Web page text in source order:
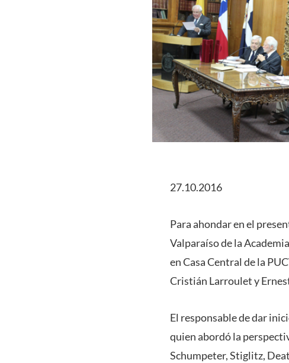
27.10.2016
Para ahondar en el
Valparaíso de la
en Casa Central de la
Cristián Larroulet y
El responsable de dar
quien abordó la
Schumpeter, Stiglitz,